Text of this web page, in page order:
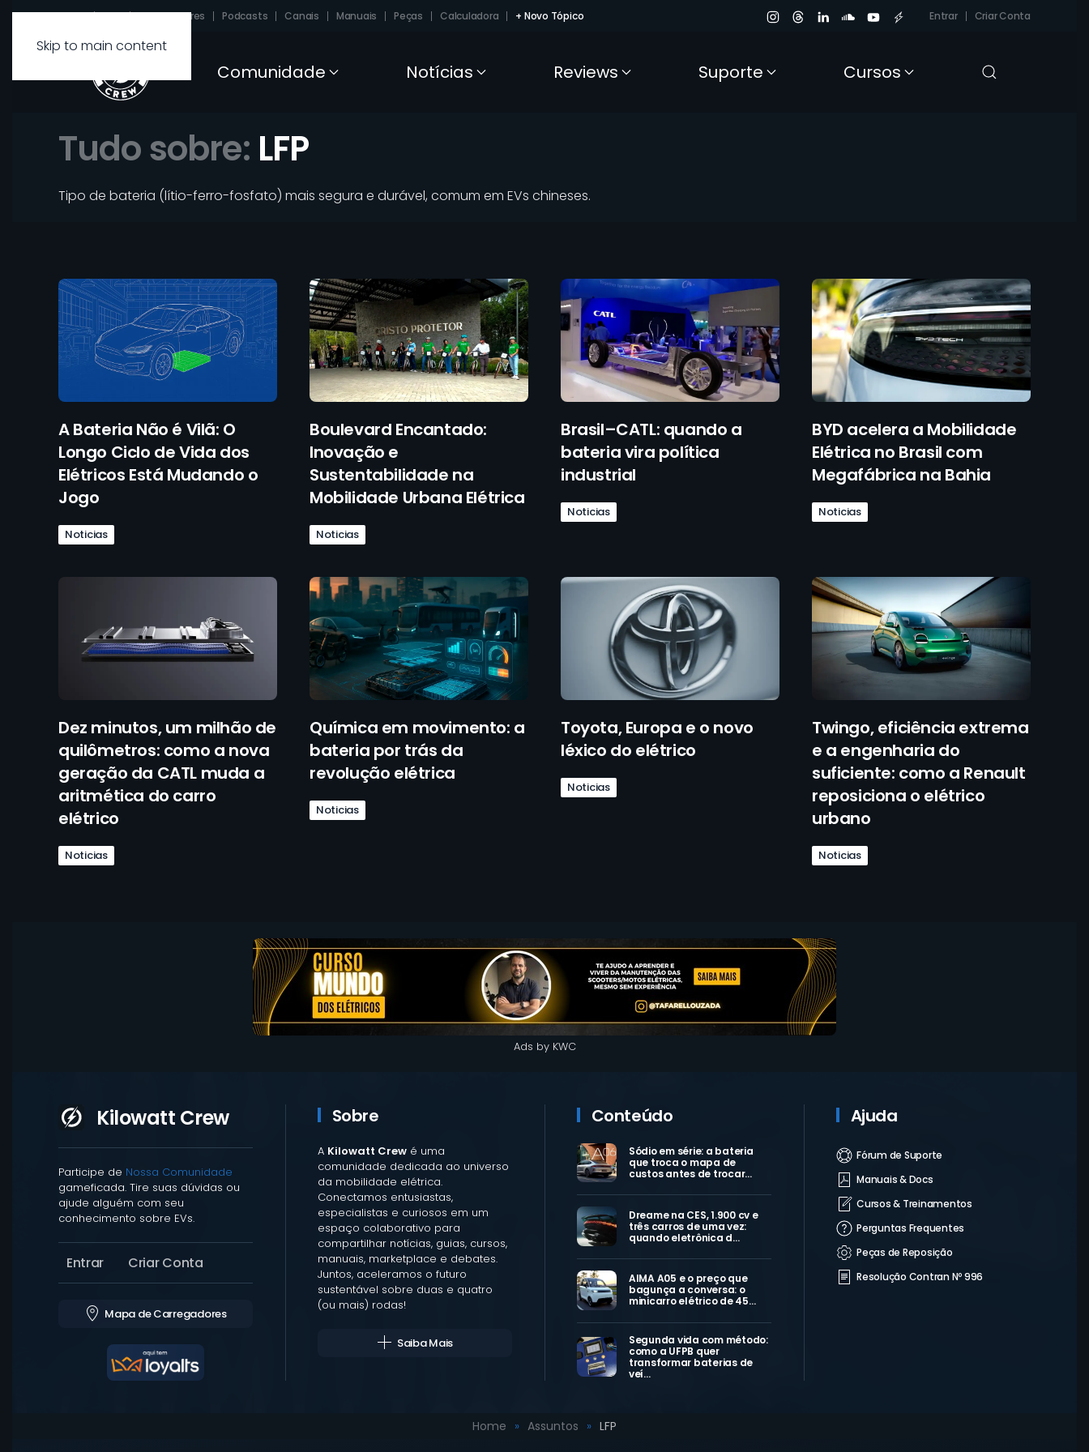
Skip to main content
Sobre FAQ Carregadores Podcasts Canais Manuais Peças Calculadora + Novo Tópico Entrar Criar Conta
Comunidade Notícias Reviews Suporte Cursos
Tudo sobre: LFP
Tipo de bateria (lítio-ferro-fosfato) mais segura e durável, comum em EVs chineses.
A Bateria Não é Vilã: O
Longo Ciclo de Vida dos
Elétricos Está Mudando o
Jogo
Noticias
Boulevard Encantado:
Inovação e
Sustentabilidade na
Mobilidade Urbana Elétrica
Noticias
Brasil–CATL: quando a
bateria vira política
industrial
Noticias
BYD acelera a Mobilidade
Elétrica no Brasil com
Megafábrica na Bahia
Noticias
Dez minutos, um milhão de
quilômetros: como a nova
geração da CATL muda a
aritmética do carro
elétrico
Noticias
Química em movimento: a
bateria por trás da
revolução elétrica
Noticias
Toyota, Europa e o novo
léxico do elétrico
Noticias
Twingo, eficiência extrema
e a engenharia do
suficiente: como a Renault
reposiciona o elétrico
urbano
Noticias
Ads by KWC
Kilowatt Crew
Participe de Nossa Comunidade
gameficada. Tire suas dúvidas ou
ajude alguém com seu
conhecimento sobre EVs.
Entrar Criar Conta
Mapa de Carregadores
Sobre
A Kilowatt Crew é uma
comunidade dedicada ao universo
da mobilidade elétrica.
Conectamos entusiastas,
especialistas e curiosos em um
espaço colaborativo para
compartilhar notícias, guias, cursos,
manuais, marketplace e debates.
Juntos, aceleramos o futuro
sustentável sobre duas e quatro
(ou mais) rodas!
Saiba Mais
Conteúdo
Sódio em série: a bateria
que troca o mapa de
custos antes de trocar…
Dreame na CES, 1.900 cv e
três carros de uma vez:
quando eletrônica d…
AIMA A05 e o preço que
bagunça a conversa: o
minicarro elétrico de 45…
Segunda vida com método:
como a UFPB quer
transformar baterias de
veí…
Ajuda
Fórum de Suporte
Manuais & Docs
Cursos & Treinamentos
Perguntas Frequentes
Peças de Reposição
Resolução Contran Nº 996
Home Assuntos LFP